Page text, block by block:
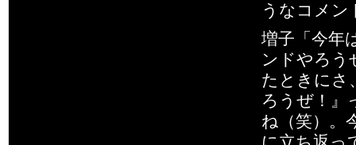
うなコメ
増子「今年
ンドやろう
たときにさ
ろうぜ！』
ね（笑）。